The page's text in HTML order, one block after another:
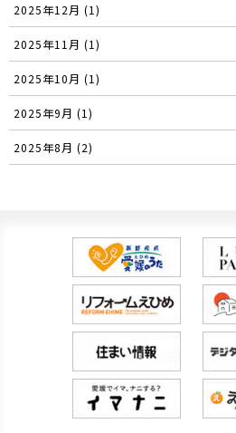
2025年12月 (1)
2025年11月 (1)
2025年10月 (1)
2025年9月 (1)
2025年8月 (2)